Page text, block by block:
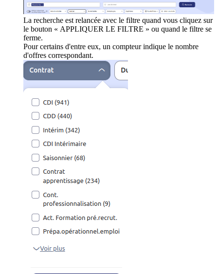
La recherche est relancée avec le filtre quand vous cliquez sur
le bouton « APPLIQUER LE FILTRE » ou quand le filtre se
ferme.
Pour certains d'entre eux, un compteur indique le nombre
d'offres correspondant.